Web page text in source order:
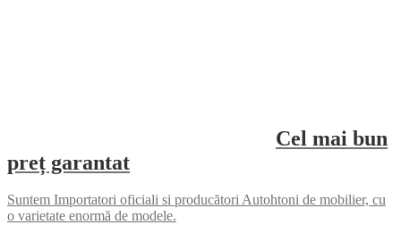
Cel mai bun
preț garantat
Suntem Importatori oficiali si producători Autohtoni de mobilier, cu
o varietate enormă de modele.